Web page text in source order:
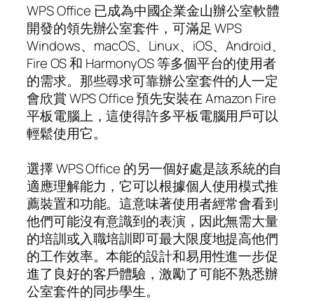
WPS Office 已成為中國企業金山辦公室軟體
開發的領先辦公室套件，可滿足 WPS
Windows、macOS、Linux、iOS、Android、
Fire OS 和 HarmonyOS 等多個平台的使用者
的需求。那些尋求可靠辦公室套件的人一定
會欣賞 WPS Office 預先安裝在 Amazon Fire
平板電腦上，這使得許多平板電腦用戶可以
輕鬆使用它。
選擇 WPS Office 的另一個好處是該系統的自
適應理解能力，它可以根據個人使用模式推
薦裝置和功能。這意味著使用者經常會看到
他們可能沒有意識到的表演，因此無需大量
的培訓或入職培訓即可最大限度地提高他們
的工作效率。本能的設計和易用性進一步促
進了良好的客戶體驗，激勵了可能不熟悉辦
公室套件的同步學生。